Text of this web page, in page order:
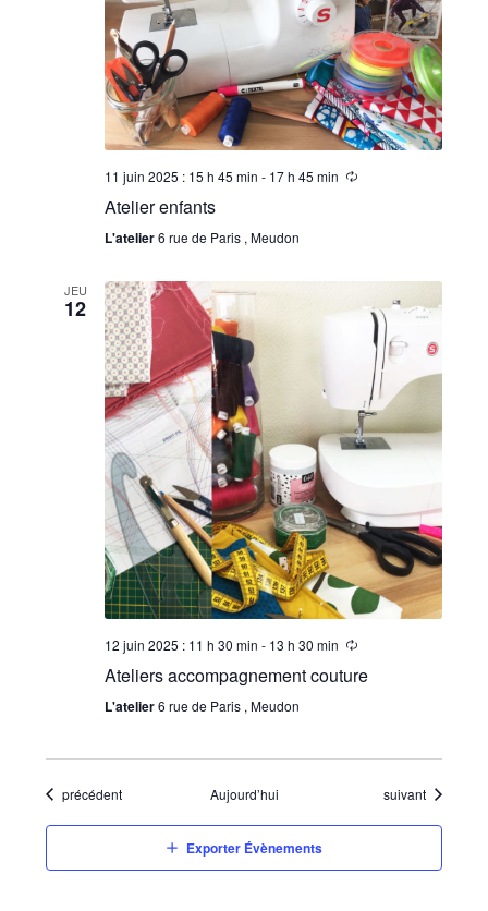
11 juin 2025 : 15 h 45 min - 17 h 45 min
Atelier enfants
L'atelier6 rue de Paris , Meudon
JEU
12
12 juin 2025 : 11 h 30 min - 13 h 30 min
Ateliers accompagnement couture
L'atelier6 rue de Paris , Meudon
Évènements
précédent Aujourd’hui Évènements
suivant
Exporter Évènements